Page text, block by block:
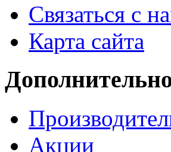
Связаться с
Карта сайта
Акции